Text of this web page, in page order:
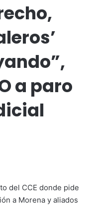
a paro
del CCE donde pide
a Morena y aliados